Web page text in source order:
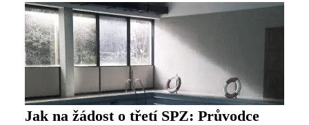
Jak na žádost o třetí SPZ: Průvodce